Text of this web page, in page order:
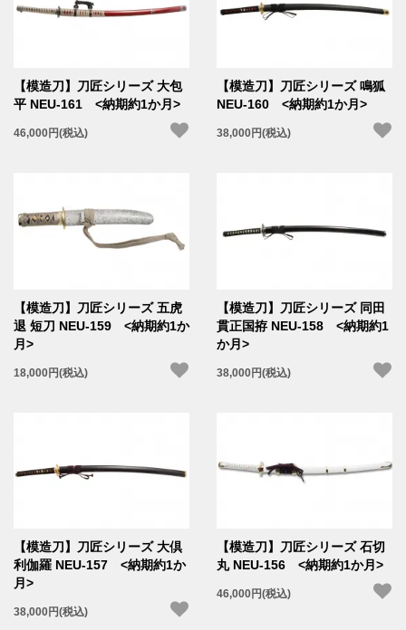
【模造刀】刀匠シリーズ 大包
平 NEU-161 <納期約1か月>
46,000円(税込)
【模造刀】刀匠シリーズ 鳴狐
NEU-160 <納期約1か月>
38,000円(税込)
【模造刀】刀匠シリーズ 五虎
退 短刀 NEU-159 <納期約1か
月>
18,000円(税込)
【模造刀】刀匠シリーズ 同田
貫正国拵 NEU-158 <納期約1
か月>
38,000円(税込)
【模造刀】刀匠シリーズ 大倶
利伽羅 NEU-157 <納期約1か
月>
38,000円(税込)
【模造刀】刀匠シリーズ 石切
丸 NEU-156 <納期約1か月>
46,000円(税込)